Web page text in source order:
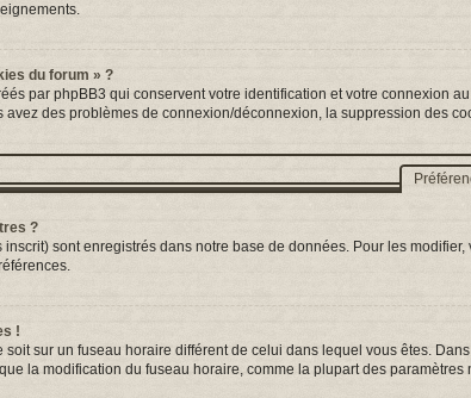
du forum » ?
par phpBB3 qui conservent votre identification et votre connexion
avez des problèmes de connexion/déconnexion, la suppression des
?
inscrit) sont enregistrés dans notre base de données. Pour les modifier,
!
soit sur un fuseau horaire différent de celui dans lequel vous êtes.
la modification du fuseau horaire, comme la plupart des